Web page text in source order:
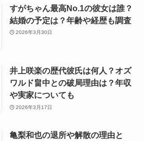
すがちゃん最高No.1の彼女は誰？
結婚の予定は？年齢や経歴も調査
2026年3月30日
井上咲楽の歴代彼氏は何人？オズ
ワルド畠中との破局理由は？年収
や実家についても
2026年3月17日
亀梨和也の退所や解散の理由と